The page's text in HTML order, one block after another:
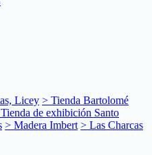
Licey > Tienda Bartolomé
de exhibición Santo
> Madera Imbert > Las Charcas